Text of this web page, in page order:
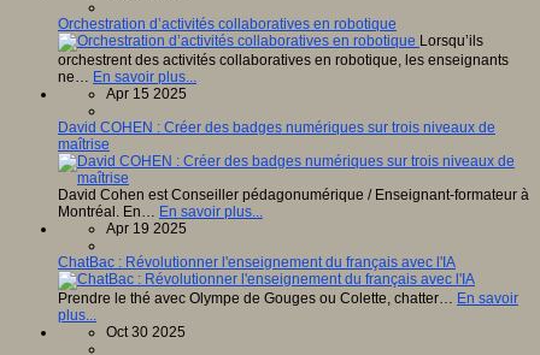
Orchestration d’activités collaboratives en robotique
Lorsqu’ils
orchestrent des activités collaboratives en robotique, les enseignants
ne… En savoir plus...
Apr 15 2025
David COHEN : Créer des badges numériques sur trois niveaux de
maîtrise
David Cohen est Conseiller pédagonumérique / Enseignant-formateur à
Montréal. En… En savoir plus...
Apr 19 2025
ChatBac : Révolutionner l'enseignement du français avec l'IA
Prendre le thé avec Olympe de Gouges ou Colette, chatter… En savoir
plus...
Oct 30 2025